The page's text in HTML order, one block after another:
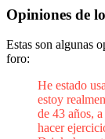
Opiniones de
Estas son algunas
foro:
He estado
estoy
de 43 años,
hacer